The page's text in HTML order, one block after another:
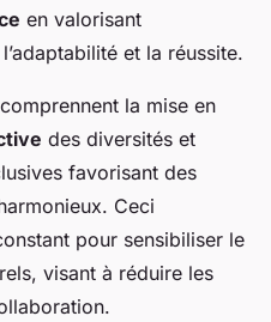
en valorisant
et la réussite.
la mise en
des diversités et
favorisant des
Ceci
pour sensibiliser le
visant à réduire les